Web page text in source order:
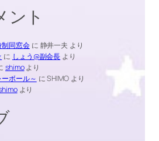
ント
同窓会に 静井一夫 より
に しょう@副会長 より
shimoより
ボール～ にSHIMOより
より